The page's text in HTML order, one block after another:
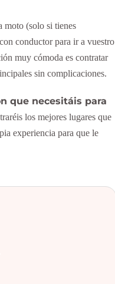
moto (solo si tienes
conductor para ir a vuestro
muy cómoda es contratar
sin complicaciones.
que necesitáis para
los mejores lugares que
experiencia para que le